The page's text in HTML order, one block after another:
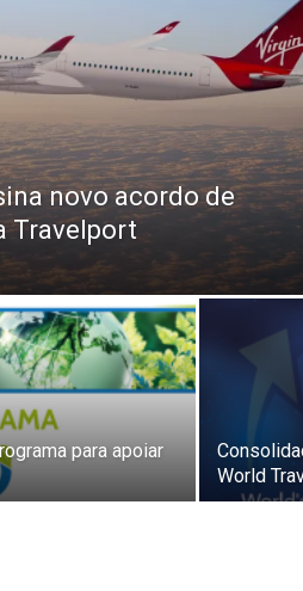
novo acordo de
Travelport
para apoiar
World